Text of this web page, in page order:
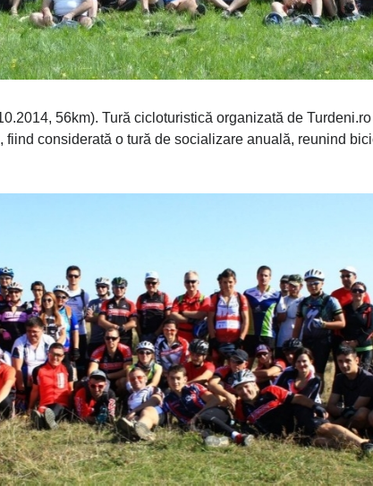
56km). Tură cicloturistică organizată de
fiind considerată o tură de socializare anuală, reunind